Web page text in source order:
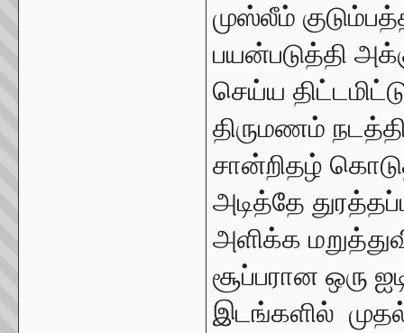
முஸ்லீம்
பயன்படுத்தி
செய்ய
திருமணம்
சான்றிதழ்
அடித்தே
அளிக்க
சூப்பரான ஒரு
இடங்களில்